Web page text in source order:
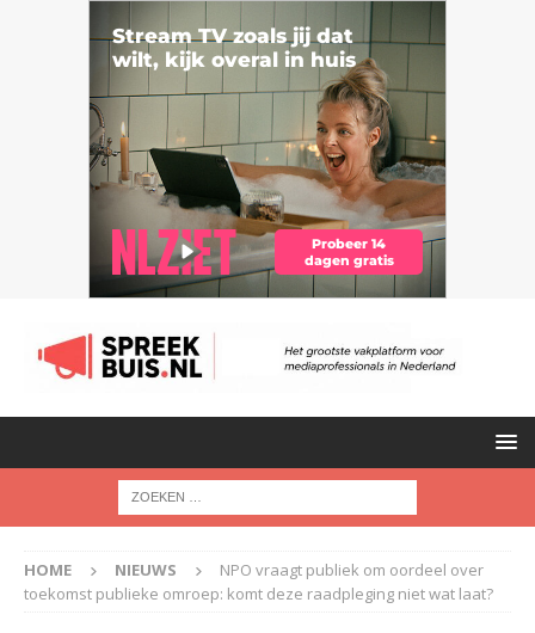
HOME NIEUWS
NPO vraagt publiek om oordeel over
toekomst publieke omroep: komt deze raadpleging niet wat laat?